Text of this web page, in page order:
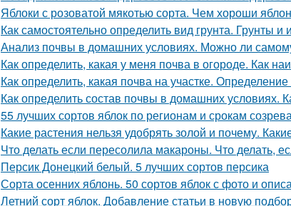
Яблоки с розоватой мякотью сорта. Чем хороши
Как самостоятельно определить вид грунта. Грунты и
Анализ почвы в домашних условиях. Можно ли
Как определить, какая у меня почва в огороде. Как
Как определить, какая почва на участке.
Как определить состав почвы в домашних условиях.
55 лучших сортов яблок по регионам и срокам
Какие растения нельзя удобрять золой и почему.
Что делать если пересолила макароны. Что делать,
Персик Донецкий белый. 5 лучших сортов персика
Сорта осенних яблонь. 50 сортов яблок с фото и
Летний сорт яблок. Добавление статьи в новую